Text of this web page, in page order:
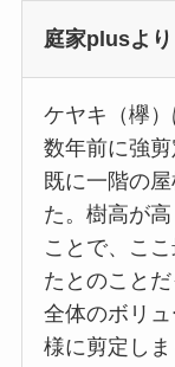
庭家plusより
ケヤキ（欅）
数年前に強剪
既に一階の
た。樹高が
ことで、こ
たとのこと
全体のボリ
様に剪定し